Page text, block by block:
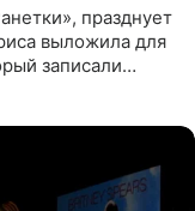
празднует
выложила для
записали